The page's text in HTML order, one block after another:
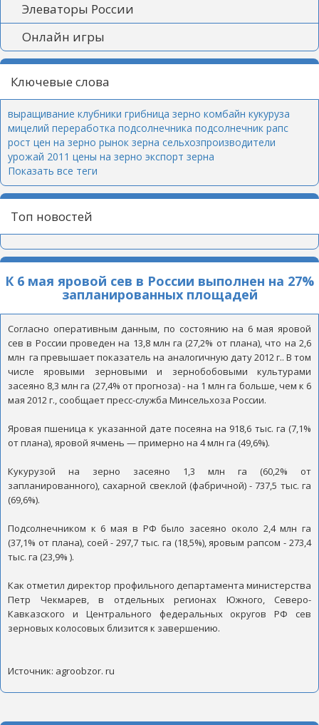
Элеваторы России
Онлайн игры
Ключевые слова
выращивание клубники грибница зерно комбайн кукуруза
мицелий переработка подсолнечника подсолнечник рапс
рост цен на зерно рынок зерна сельхозпроизводители
урожай 2011 цены на зерно экспорт зерна
Показать все теги
Топ новостей
К 6 мая яровой сев в России выполнен на 27%
запланированных площадей
Согласно оперативным данным, по состоянию на 6 мая яровой
сев в России проведен на 13,8 млн га (27,2% от плана), что на 2,6
млн га превышает показатель на аналогичную дату 2012 г.. В том
числе яровыми зерновыми и зернобобовыми культурами
засеяно 8,3 млн га (27,4% от прогноза) - на 1 млн га больше, чем к 6
мая 2012 г., сообщает пресс-служба Минсельхоза России.
Яровая пшеница к указанной дате посеяна на 918,6 тыс. га (7,1%
от плана), яровой ячмень — примерно на 4 млн га (49,6%).
Кукурузой на зерно засеяно 1,3 млн га (60,2% от
запланированного), сахарной свеклой (фабричной) - 737,5 тыс. га
(69,6%).
Подсолнечником к 6 мая в РФ было засеяно около 2,4 млн га
(37,1% от плана), соей - 297,7 тыс. га (18,5%), яровым рапсом - 273,4
тыс. га (23,9% ).
Как отметил директор профильного департамента министерства
Петр Чекмарев, в отдельных регионах Южного, Северо-
Кавказского и Центрального федеральных округов РФ сев
зерновых колосовых близится к завершению.
Источник: agroobzor. ru